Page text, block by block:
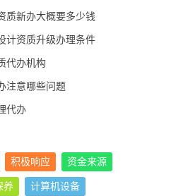
质新办大概要多少钱
计资质升级办理条件
代办机构
注意哪些问题
代办
积极响应 资金来源
养 计算机设备